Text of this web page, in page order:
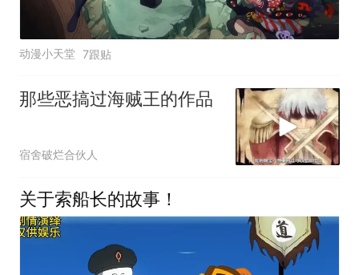
动漫小天堂 7跟贴
那些恶搞过海贼王的作品
宿舍破烂合伙人
关于索船长的故事！